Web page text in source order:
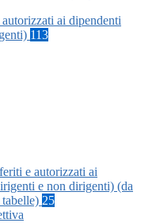
ai dipendenti
113
e autorizzati ai
e non dirigenti) (da
25